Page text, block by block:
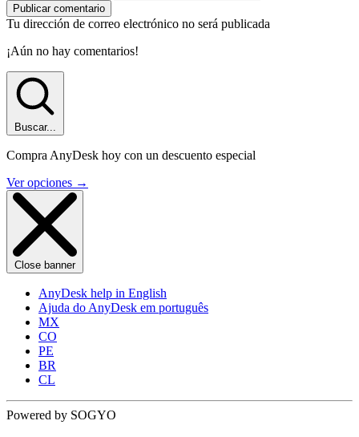
Publicar comentario
Tu dirección de correo electrónico no será publicada
¡Aún no hay comentarios!
Buscar...
Compra AnyDesk hoy con un descuento especial
Ver opciones →
Close banner
AnyDesk help in English
Ajuda do AnyDesk em português
MX
CO
PE
BR
CL
Powered by SOGYO